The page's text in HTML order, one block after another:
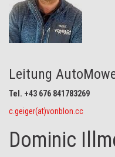
Leitung
Tel. +43 676 841783269
c.geiger(at)vonblon.cc
Dominic